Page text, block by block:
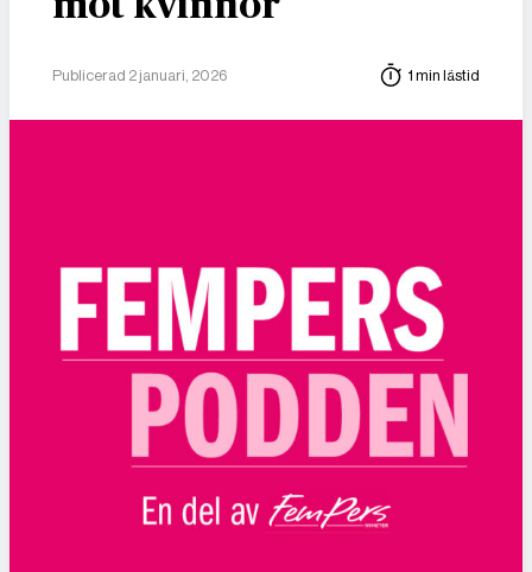
Publicerad 2 januari, 2026 1 min lästid